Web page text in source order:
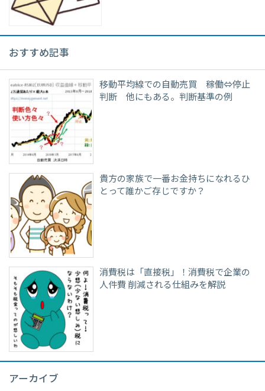
おすすめ記事
移動平均線での自動売買 稼働⇔停止
判断 他にもある。判断基準の例
貴方の家族で一番お金持ちになれるひ
とって誰かご存じですか？
消費税は「直接税」！消費税で企業の
人件費 削減される仕組みを解説
アーカイブ